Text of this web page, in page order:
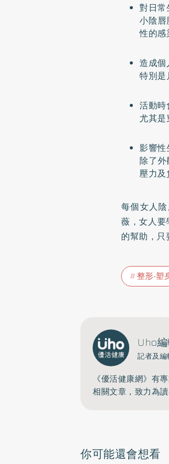
對日常
小陰
性的感
造成個
特別是
活動時
尤其是
影響性
除了
壓力及
每個女人
薇，女人
的幫助，只
整形‧塑
Uho
記者及
《優活健康網》有
相關文章，致力為
你可能還會想看